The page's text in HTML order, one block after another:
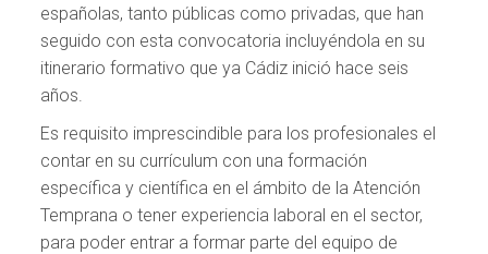
españolas, tanto públicas como privadas, que han
seguido con esta convocatoria incluyéndola en su
itinerario formativo que ya Cádiz inició hace seis
años.
Es requisito imprescindible para los profesionales el
contar en su currículum con una formación
específica y científica en el ámbito de la Atención
Temprana o tener experiencia laboral en el sector,
para poder entrar a formar parte del equipo de